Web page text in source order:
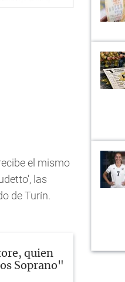
el mismo
las
de Turín.
quien
Soprano"